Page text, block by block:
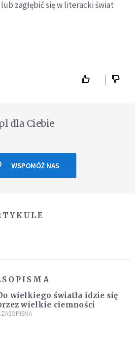
zagłębić się w literacki świat
dla Ciebie
WSPOMÓŻ NAS
wielkiego światła idzie się
wielkie ciemności